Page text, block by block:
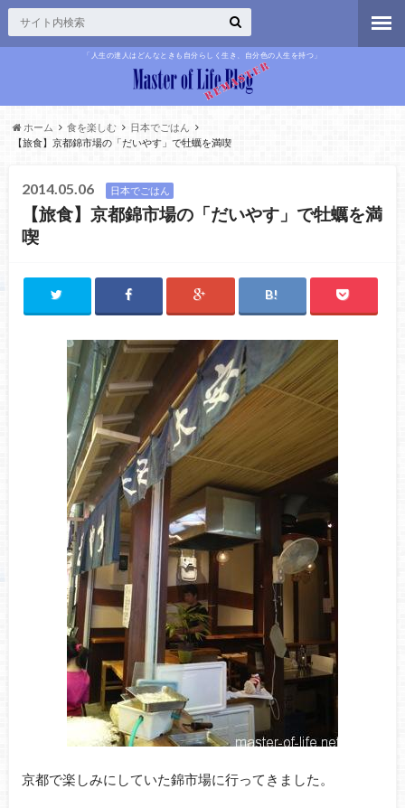
「人生の達人はどんなときも自分らしく生き、自分色の人生を持つ」
ホーム 食を楽しむ
日本でごはん
【旅食】京都錦市場の「だいやす」で牡蠣を満喫
2014.05.06 日本でごはん
【旅食】京都錦市場の「だいやす」で牡蠣を満
喫
京都で楽しみにしていた錦市場に行ってきました。